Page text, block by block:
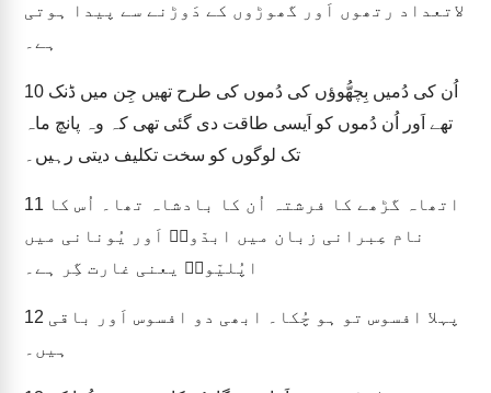
لاتعداد رتھوں اَور گھوڑوں کے دَوڑنے سے پیدا ہوتی
ہے۔
10
تھے اَور اُن دُموں کو اَیسی طاقت دی گئی تھی کہ وہ پانچ ماہ
تک لوگوں کو سخت تکلیف دیتی رہیں۔
11
نام عِبرانی زبان میں ابدّونؔ اَور یُونانی میں
اپُلیّونؔ یعنی غارت گِر ہے۔
12
ہیں۔